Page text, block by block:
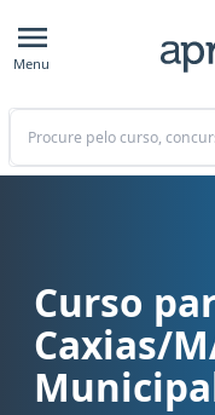
Menu
Buscar
Curso para concurso
Curso
Caxias/